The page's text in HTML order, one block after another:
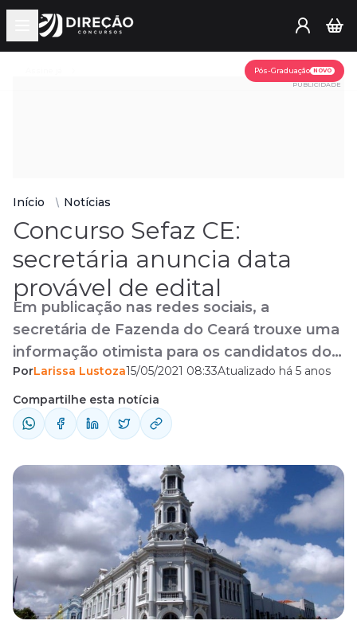
Open main menu
Pós-Graduação NOVO
PUBLICIDADE
Início Notícias
Concurso Sefaz CE:
secretária anuncia data
provável de edital
Em publicação nas redes sociais, a
secretária de Fazenda do Ceará trouxe uma
informação otimista para os candidatos do
concurso Sefaz CE.
PorLarissa Lustoza15/05/2021 08:33Atualizado há 5 anos
Compartilhe esta notícia